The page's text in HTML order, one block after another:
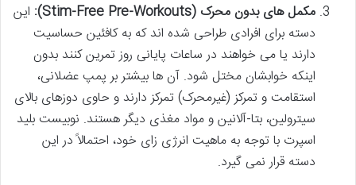
مکمل های بدون محرک (Stim-Free Pre-Workouts):
این
دسته برای افرادی طراحی شده اند که به کافئین حساسیت
دارند یا می خواهند در ساعات پایانی روز تمرین کنند بدون
اینکه خوابشان مختل شود. آن ها بیشتر بر پمپ عضلانی،
استقامت و تمرکز (غیرمحرک) تمرکز دارند و حاوی دوزهای بالای
سیترولین، بتا-آلانین و مواد مغذی دیگر هستند. نوبیست بلید
اسپرت با توجه به ماهیت انرژی زای خود، احتمالاً در این
دسته قرار نمی گیرد.